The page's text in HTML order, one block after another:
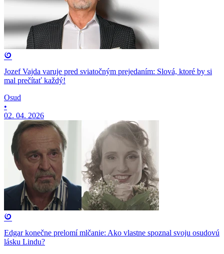
Jozef Vajda varuje pred sviatočným prejedaním: Slová, ktoré by si
mal prečítať každý!
Osud
•
02. 04. 2026
Edgar konečne prelomí mlčanie: Ako vlastne spoznal svoju osudovú
lásku Lindu?